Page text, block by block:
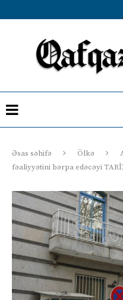
Əsas səhifə Ölkə
fəaliyyətini bərpa edəcəyi